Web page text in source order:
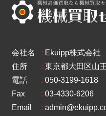
会社名 : Ekuipp株式会社
住所
: 東京都大田区山
電話
: 050-3199-1618
Fax
: 03-4330-6206
Email
: